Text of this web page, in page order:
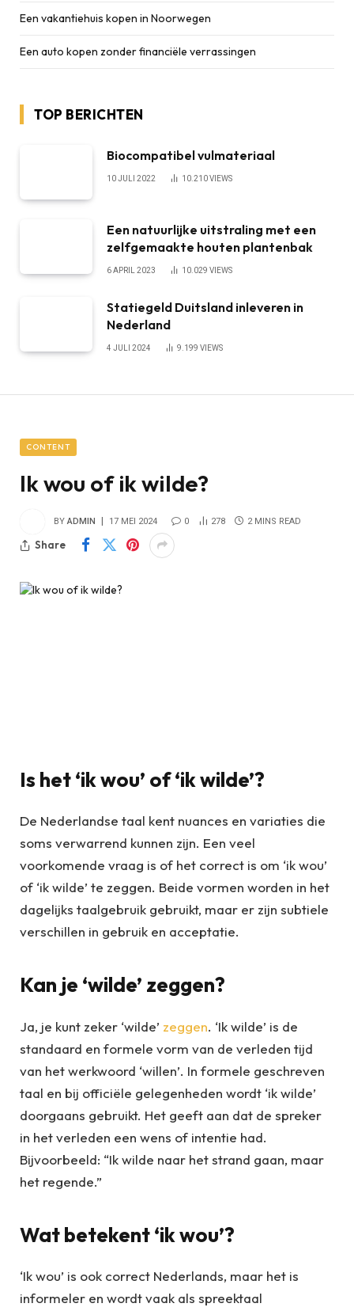
Een vakantiehuis kopen in Noorwegen
Een auto kopen zonder financiële verrassingen
TOP BERICHTEN
Biocompatibel vulmateriaal
10 JULI 2022 10.210VIEWS
Een natuurlijke uitstraling met een
zelfgemaakte houten plantenbak
6 APRIL 2023 10.029 VIEWS
Statiegeld Duitsland inleveren in
Nederland
4 JULI 2024 9.199 VIEWS
CONTENT
Ik wou of ik wilde?
BY ADMIN 17 MEI 2024 0 278 2 MINS READ
Share
Is het ‘ik wou’ of ‘ik wilde’?
De Nederlandse taal kent nuances en variaties die
soms verwarrend kunnen zijn. Een veel
voorkomende vraag is of het correct is om ‘ik wou’
of ‘ik wilde’ te zeggen. Beide vormen worden in het
dagelijks taalgebruik gebruikt, maar er zijn subtiele
verschillen in gebruik en acceptatie.
Kan je ‘wilde’ zeggen?
Ja, je kunt zeker ‘wilde’ zeggen. ‘Ik wilde’ is de
standaard en formele vorm van de verleden tijd
van het werkwoord ‘willen’. In formele geschreven
taal en bij officiële gelegenheden wordt ‘ik wilde’
doorgaans gebruikt. Het geeft aan dat de spreker
in het verleden een wens of intentie had.
Bijvoorbeeld: “Ik wilde naar het strand gaan, maar
het regende.”
Wat betekent ‘ik wou’?
‘Ik wou’ is ook correct Nederlands, maar het is
informeler en wordt vaak als spreektaal